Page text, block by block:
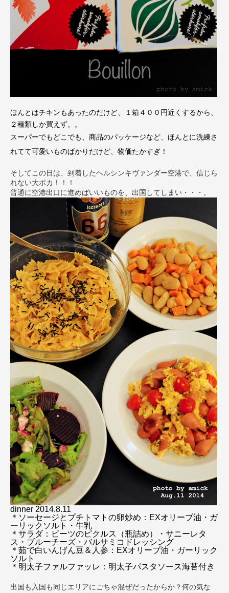
ほんとはチキンもあったのだけど、１箱４００円近くするから、
２種類しか買えず。。
スーパーでもどこでも、商品のパッケージなど、ほんとに洗練さ
れてて可愛いものばかりだけど、物価たかすぎ！
そしてこの日は、到着したヘルシンキヴァンダー空港で、信じら
れない大ポカ！！！
普通に空港出口に進めばいいものを、出国してしまい・・・。
dinner 2014.8.11
＊ソーセージとプチトマトの卵炒め：EXオリーブ油・ガ
ーリックソルト・牛乳
＊サラダ：ビーツのピクルス（瓶詰め）・サニーレタ
ス・ブルーチーズ・バルサミコドレッシング
＊茹で白いんげん豆＆人参：EXオリーブ油・ガーリック
ソルト
＊明太子ファルファッレ：明太子パスタソース海苔付き
出国も入国も同じエリアにごちゃ混ぜだったからか？何の気な